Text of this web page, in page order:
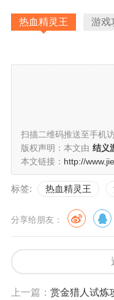
热血精灵王 游戏
扫描二维码推送至手机访
版权声明：本文由 结义
本文链接： http://
标签: 热血精灵王
分享给朋友：
上一篇： 赏金猎人试炼